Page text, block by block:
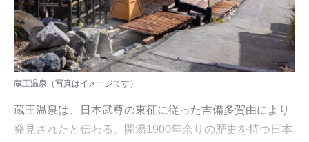
蔵王温泉（写真はイメージです）
蔵王温泉は、日本武尊の東征に従った吉備多賀由により
発見されたと伝わる、開湯1900年余りの歴史を持つ日本